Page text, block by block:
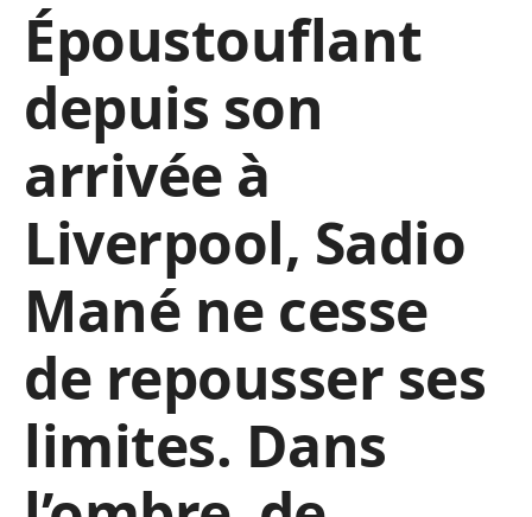
Époustouflant
depuis son
arrivée à
Liverpool, Sadio
Mané ne cesse
de repousser ses
limites. Dans